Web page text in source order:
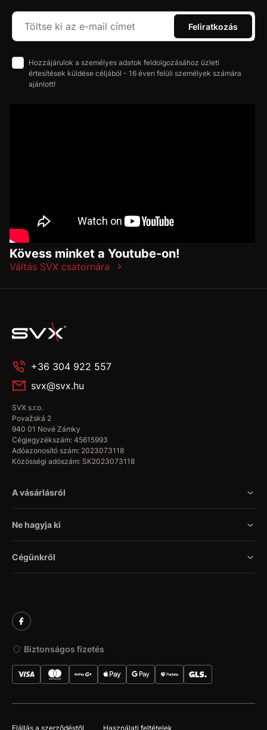
Feliratkozás
Hozzájárulok a személyes adatok feldolgozásához üzleti
értesítések küldése céljából - 16 éven felüli személyek számára
ajánlott!
Kövess minket a Youtube-on!
Váltás SVX csatornára
+36 304 922 557
svx@svx.hu
SVX s.r.o.
Považská 2
940 01 Nové Zámky
Cégjegyzékszám: 45615993
Adóazonosító szám: 2023073118
Közösségi adószám: SK2023073118
A vásárlásról
Ne hagyja ki
Cégünkről
Biztonságos fizetés
Elállás a szerződéstől Használati feltételek